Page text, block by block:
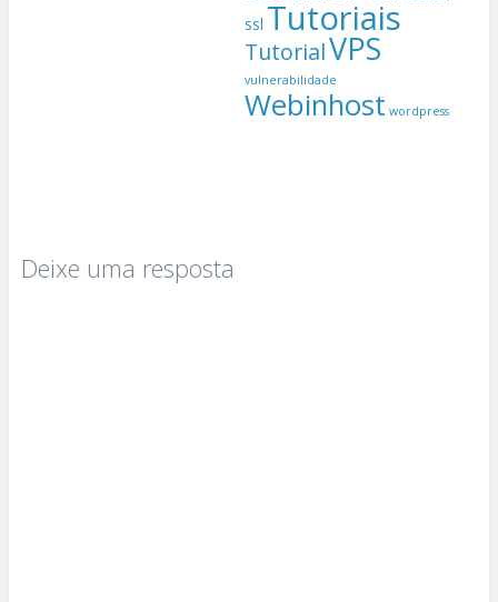
ssl Tutoriais
TutorialVPS
vulnerabilidade
Webinhost wordpress
Deixe uma resposta